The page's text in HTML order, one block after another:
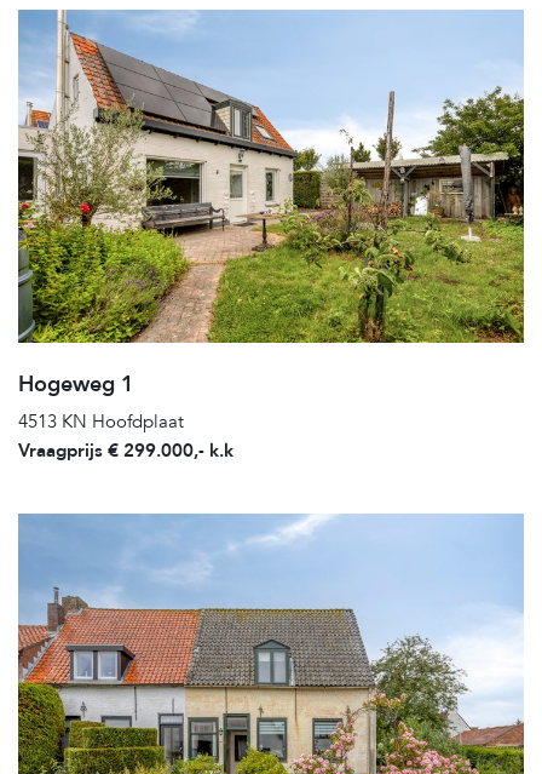
Hogeweg 1
4513 KN Hoofdplaat
Vraagprijs € 299.000,- k.k